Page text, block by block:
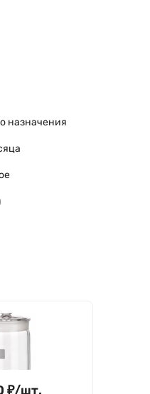
назначения
₽/шт.